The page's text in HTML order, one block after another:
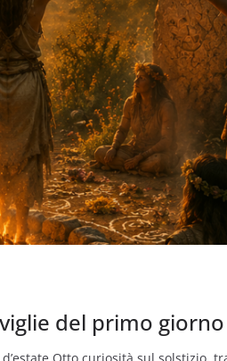
del primo giorno